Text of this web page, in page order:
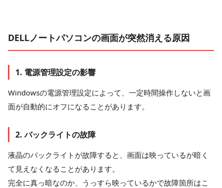
DELLノートパソコンの画面が突然消える原因
1. 電源管理設定の影響
Windowsの電源管理設定によって、一定時間操作しないと画
面が自動的にオフになることがあります。
2. バックライトの故障
液晶のバックライトが故障すると、画面は映っているが暗く
て見えなくなることがあります。
完全に真っ暗なのか、うっすら映っているかで故障箇所はこ